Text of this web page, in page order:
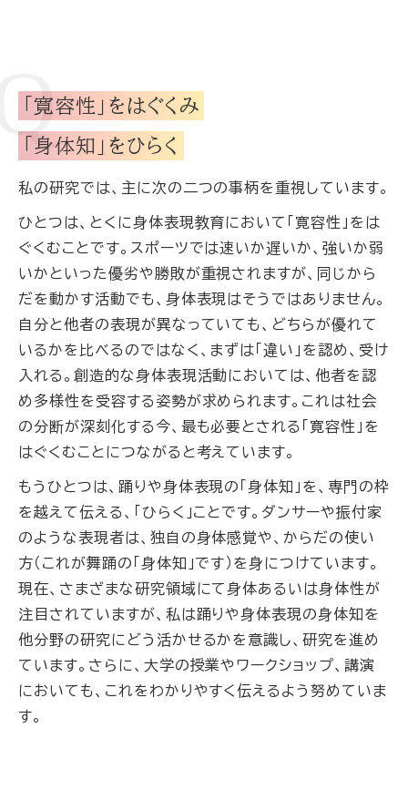
「寛容性」をはぐくみ
「身体知」をひらく
私の研究では、主に次の二つの事柄を重視しています。
ひとつは、とくに身体表現教育において「寛容性」をは
ぐくむことです。スポーツでは速いか遅いか、強いか弱
いかといった優劣や勝敗が重視されますが、同じから
だを動かす活動でも、身体表現はそうではありません。
自分と他者の表現が異なっていても、どちらが優れて
いるかを比べるのではなく、まずは「違い」を認め、受け
入れる。創造的な身体表現活動においては、他者を認
め多様性を受容する姿勢が求められます。これは社会
の分断が深刻化する今、最も必要とされる「寛容性」を
はぐくむことにつながると考えています。
もうひとつは、踊りや身体表現の「身体知」を、専門の枠
を越えて伝える、「ひらく」ことです。ダンサーや振付家
のような表現者は、独自の身体感覚や、からだの使い
方（これが舞踊の「身体知」です）を身につけています。
現在、さまざまな研究領域にて身体あるいは身体性が
注目されていますが、私は踊りや身体表現の身体知を
他分野の研究にどう活かせるかを意識し、研究を進め
ています。さらに、大学の授業やワークショップ、講演
においても、これをわかりやすく伝えるよう努めていま
す。